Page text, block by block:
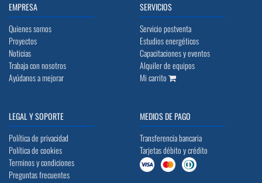
EMPRESA
Quienes somos
Proyectos
Noticias
Trabaja con nosotros
Ayúdanos a mejorar
SERVICIOS
Servicio postventa
Estudios energéticos
Capacitaciones y eventos
Alquiler de equipos
Mi carrito
LEGAL Y SOPORTE
Política de privacidad
Política de cookies
Terminos y condiciones
Preguntas frecuentes
MEDIOS DE PAGO
Transferencia bancaria
Tarjetas débito y crédito